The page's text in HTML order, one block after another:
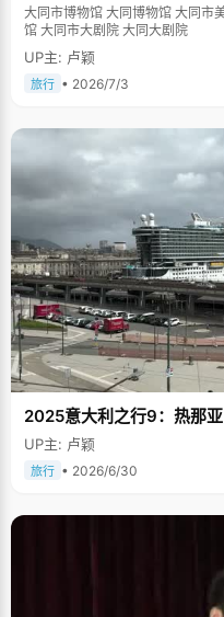
大同市博物馆 大同博物馆 大同市美术馆 大同美术馆 大同市图书馆 大同图书
馆 大同市大剧院 大同大剧院
UP主: 卢颖
旅行 • 2026/7/3
2025意大利之行9：热那亚
UP主: 卢颖
旅行 • 2026/6/30